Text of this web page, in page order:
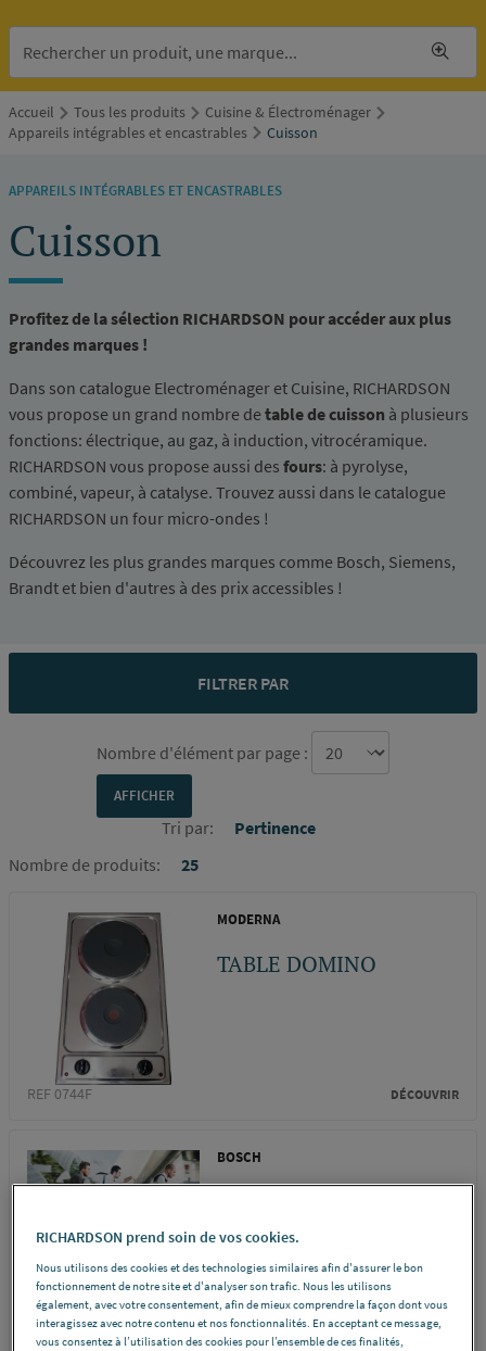
Accueil Tous les produits
Cuisine & Électroménager
Appareils intégrables et encastrables
Cuisson
APPAREILS INTÉGRABLES ET ENCASTRABLES
Cuisson
Profitez de la sélection RICHARDSON pour accéder aux plus
grandes marques !
Dans son catalogue Electroménager et Cuisine, RICHARDSON
vous propose un grand nombre detable de cuisson à plusieurs
fonctions: électrique, au gaz, à induction, vitrocéramique.
RICHARDSON vous propose aussi des fours: à pyrolyse,
combiné, vapeur, à catalyse. Trouvez aussi dans le catalogue
RICHARDSON un four micro-ondes !
Découvrez les plus grandes marques comme Bosch, Siemens,
Brandt et bien d'autres à des prix accessibles !
FILTRER PAR
Nombre de produits: 25
Nombre d'élément par page :
Tri par: Pertinence
MODERNA
TABLE DOMINO
REF 0744F DÉCOUVRIR
BOSCH
Encastrable
REF 7074P DÉCOUVRIR
RICHARDSON prend soin de vos cookies.
Nous utilisons des cookies et des technologies similaires afin d'assurer le bon
fonctionnement de notre site et d'analyser son trafic. Nous les utilisons
également, avec votre consentement, afin de mieux comprendre la façon dont vous
interagissez avec notre contenu et nos fonctionnalités. En acceptant ce message,
vous consentez à l’utilisation des cookies pour l’ensemble de ces finalités,